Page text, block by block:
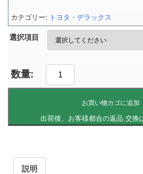
選択項目
お買い物カゴに追加
カテゴリー: トヨタ・デラックス
説明